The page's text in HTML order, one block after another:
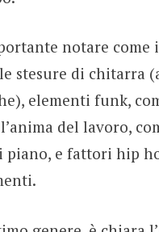
notare
stesure di chitarra
elementi funk,
del lavoro,
e fattori hip